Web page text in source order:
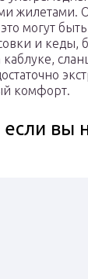
жилетами.
могут
и кеды,
каблуке,
комфорт.
если вы